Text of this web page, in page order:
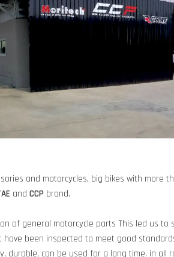
and motorcycles, big bikes with more
and CCP brand.
general motorcycle parts This led us to
been inspected to meet good
can be used for a long time. in